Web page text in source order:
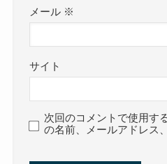
メール ※
サイト
次回のコメントで使用す
の名前、メールアドレス